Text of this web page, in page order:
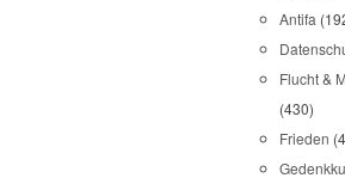
Antifa
Flucht &
(430)
Frieden